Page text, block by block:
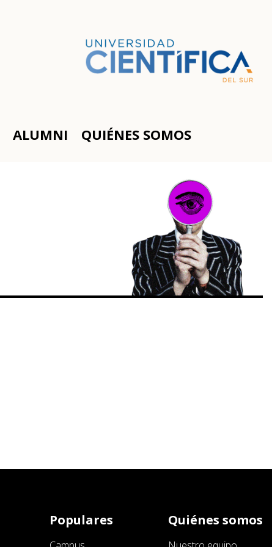
ALUMNI QUIÉNES SOMOS
Populares Quiénes somos